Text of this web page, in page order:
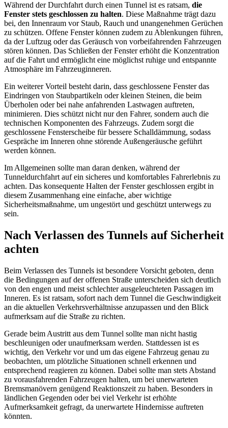
Während der Durchfahrt durch einen Tunnel ist es ratsam, die
Fenster stets geschlossen zu halten. Diese Maßnahme trägt dazu
bei, den Innenraum vor Staub, Rauch und unangenehmen Gerüchen
zu schützen. Offene Fenster können zudem zu Ablenkungen führen,
da der Luftzug oder das Geräusch von vorbeifahrenden Fahrzeugen
stören können. Das Schließen der Fenster erhöht die Konzentration
auf die Fahrt und ermöglicht eine möglichst ruhige und entspannte
Atmosphäre im Fahrzeuginneren.
Ein weiterer Vorteil besteht darin, dass geschlossene Fenster das
Eindringen von Staubpartikeln oder kleinen Steinen, die beim
Überholen oder bei nahe anfahrenden Lastwagen auftreten,
minimieren. Dies schützt nicht nur den Fahrer, sondern auch die
technischen Komponenten des Fahrzeugs. Zudem sorgt die
geschlossene Fensterscheibe für bessere Schalldämmung, sodass
Gespräche im Inneren ohne störende Außengeräusche geführt
werden können.
Im Allgemeinen sollte man daran denken, während der
Tunneldurchfahrt auf ein sicheres und komfortables Fahrerlebnis zu
achten. Das konsequente Halten der Fenster geschlossen ergibt in
diesem Zusammenhang eine einfache, aber wichtige
Sicherheitsmaßnahme, um ungestört und geschützt unterwegs zu
sein.
Nach Verlassen des Tunnels auf Sicherheit
achten
Beim Verlassen des Tunnels ist besondere Vorsicht geboten, denn
die Bedingungen auf der offenen Straße unterscheiden sich deutlich
von den engen und meist schlechter ausgeleuchteten Passagen im
Inneren. Es ist ratsam, sofort nach dem Tunnel die Geschwindigkeit
an die aktuellen Verkehrsverhältnisse anzupassen und den Blick
aufmerksam auf die Straße zu richten.
Gerade beim Austritt aus dem Tunnel sollte man nicht hastig
beschleunigen oder unaufmerksam werden. Stattdessen ist es
wichtig, den Verkehr vor und um das eigene Fahrzeug genau zu
beobachten, um plötzliche Situationen schnell erkennen und
entsprechend reagieren zu können. Dabei sollte man stets Abstand
zu vorausfahrenden Fahrzeugen halten, um bei unerwarteten
Bremsmanövern genügend Reaktionszeit zu haben. Besonders in
ländlichen Gegenden oder bei viel Verkehr ist erhöhte
Aufmerksamkeit gefragt, da unerwartete Hindernisse auftreten
könnten.